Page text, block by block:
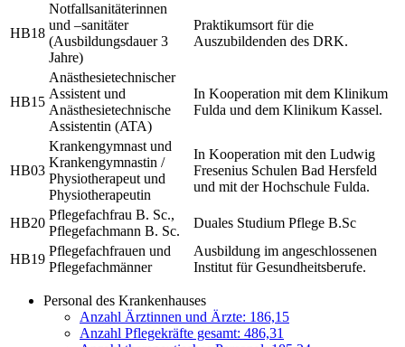
HB18
Notfallsanitäterinnen
und –sanitäter
(Ausbildungsdauer 3
Jahre)
Praktikumsort für die
Auszubildenden des DRK.
HB15
Anästhesietechnischer
Assistent und
Anästhesietechnische
Assistentin (ATA)
In Kooperation mit dem Klinikum
Fulda und dem Klinikum Kassel.
HB03
Krankengymnast und
Krankengymnastin /
Physiotherapeut und
Physiotherapeutin
In Kooperation mit den Ludwig
Fresenius Schulen Bad Hersfeld
und mit der Hochschule Fulda.
HB20
Pflegefachfrau B. Sc.,
Pflegefachmann B. Sc.
Duales Studium Pflege B.Sc
HB19
Pflegefachfrauen und
Pflegefachmänner
Ausbildung im angeschlossenen
Institut für Gesundheitsberufe.
Personal des Krankenhauses
Anzahl Ärztinnen und Ärzte: 186,15
Anzahl Pflegekräfte gesamt: 486,31